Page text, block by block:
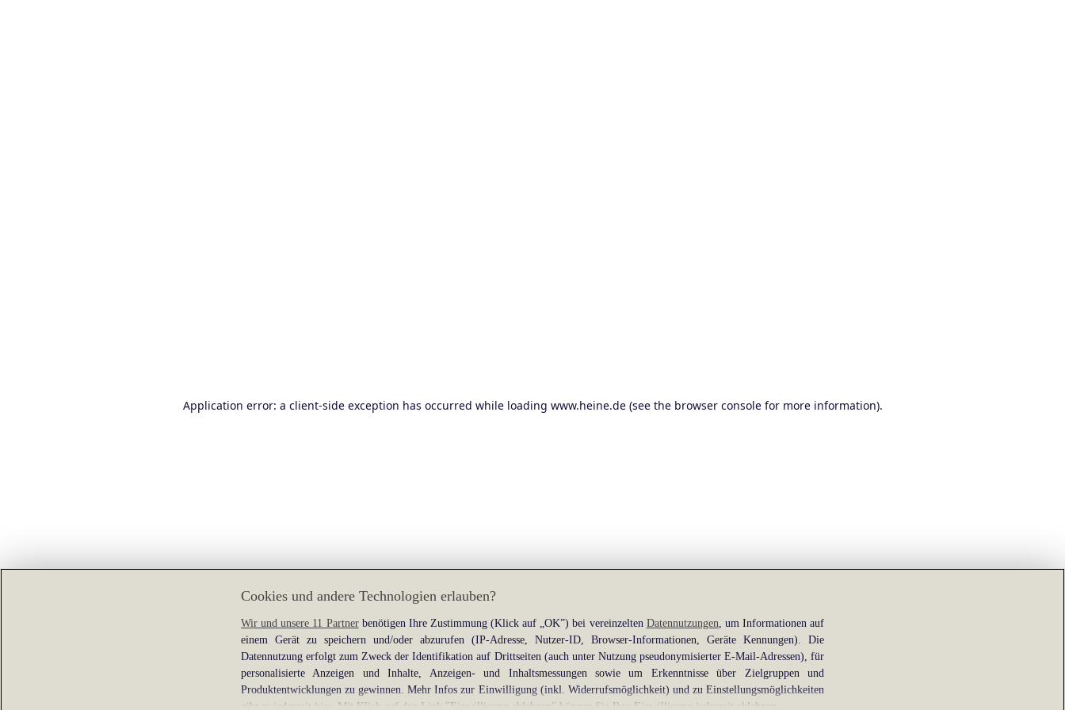
Application error: a client-side exception has occurred while loading www.heine.de(see the browser consolefor more information).
Cookies und andere Technologien erlauben?
Wir und unsere 11 Partnerbenötigen Ihre Zustimmung (Klick auf „OK”) bei vereinzelten Datennutzungen , um Informationen auf
einem Gerät zu speichern und/oder abzurufen (IP-Adresse, Nutzer-ID, Browser-Informationen, Geräte Kennungen). Die
Datennutzung erfolgt zum Zweck der Identifikation auf Drittseiten (auch unter Nutzung pseudonymisierter E-Mail-Adressen), für
personalisierte Anzeigen und Inhalte, Anzeigen- und Inhaltsmessungen sowie um Erkenntnisse über Zielgruppen und
Produktentwicklungen zu gewinnen. Mehr Infos zur Einwilligung (inkl. Widerrufsmöglichkeit) und zu Einstellungsmöglichkeiten
gibt es jederzeit hier . Mit Klick auf den Link "Einwilligung ablehnen" können Sie Ihre Einwilligung jederzeit ablehnen.